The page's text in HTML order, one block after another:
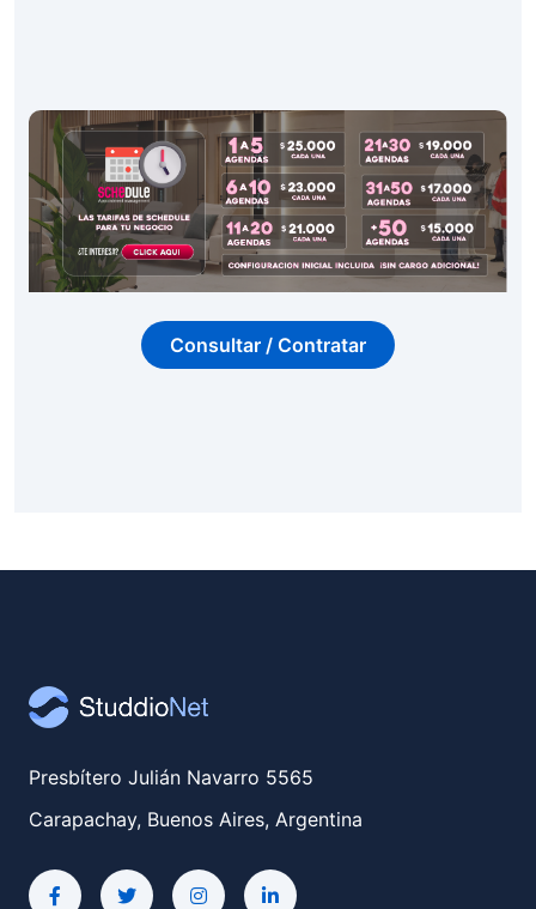
Consultar / Contratar
Presbítero Julián Navarro 5565
Carapachay, Buenos Aires, Argentina